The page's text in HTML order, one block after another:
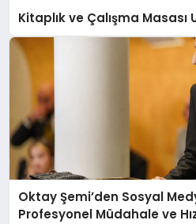
Kitaplık ve Çalışma Masası
Oktay Şemi’den Sosyal
Profesyonel Müdahale ve